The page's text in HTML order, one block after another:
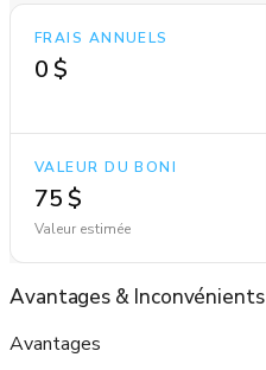
FRAIS ANNUELS
0 $
VALEUR DU BONI
75 $
Valeur estimée
Avantages & Inconvénients
Avantages